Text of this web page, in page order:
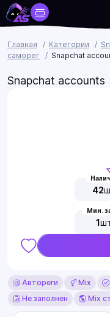
Главная Категории
саморег
Snapchat
Snapchat accounts
42
Мин.
1
Автореги Mix
Не заполнен
Mix